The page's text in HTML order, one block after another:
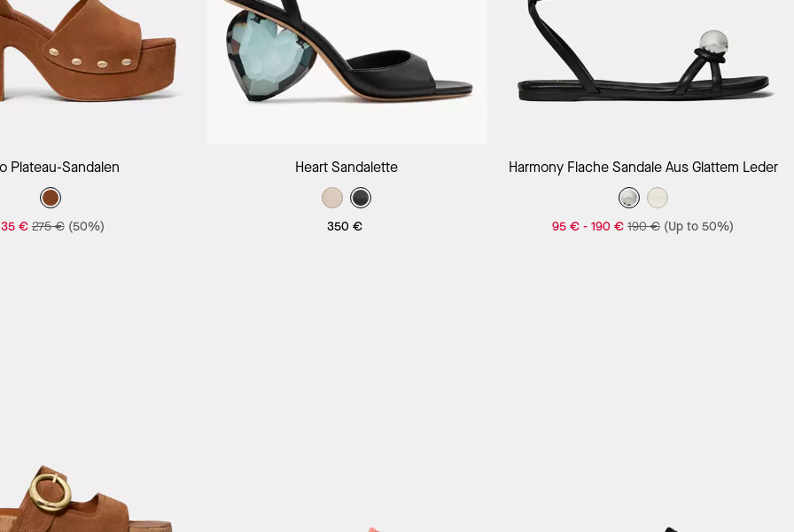
In Den Warenkorb
Plateau-Sandalen
€ 275 € (50%)
In Den Warenkorb
Heart Sandalette
350 €
In Den Warenkorb
Harmony Flache Sandale Aus Glattem Leder
95 € -190 € 190 € (Up to 50%)